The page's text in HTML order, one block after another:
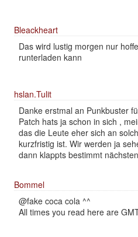
Bleackheart
Das wird lustig morgen nur
runterladen kann
hslan.Tulit
Danke erstmal an Punkbuster
Patch hats ja schon in sich ,
das die Leute eher sich an
kurzfristig ist. Wir werden ja
dann klappts bestimmt
Bommel
@fake coca cola ^^
All times you read here are